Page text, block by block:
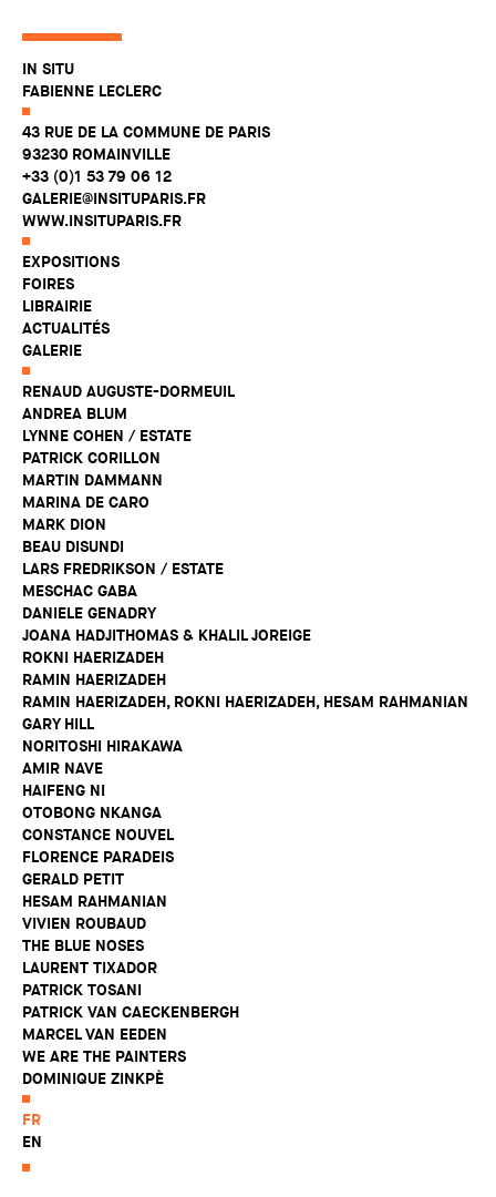
IN SITU
FABIENNE LECLERC
43 RUE DE LA COMMUNE DE PARIS
93230 ROMAINVILLE
+33 (0)1 53 79 06 12
GALERIE@INSITUPARIS.FR
WWW.INSITUPARIS.FR
EXPOSITIONS
FOIRES
LIBRAIRIE
ACTUALITÉS
GALERIE
RENAUD AUGUSTE-DORMEUIL
ANDREA BLUM
LYNNE COHEN / ESTATE
PATRICK CORILLON
MARTIN DAMMANN
MARINA DE CARO
MARK DION
BEAU DISUNDI
LARS FREDRIKSON / ESTATE
MESCHAC GABA
DANIELE GENADRY
JOANA HADJITHOMAS & KHALIL JOREIGE
ROKNI HAERIZADEH
RAMIN HAERIZADEH
RAMIN HAERIZADEH, ROKNI HAERIZADEH, HESAM RAHMANIAN
GARY HILL
NORITOSHI HIRAKAWA
AMIR NAVE
HAIFENG NI
OTOBONG NKANGA
CONSTANCE NOUVEL
FLORENCE PARADEIS
GERALD PETIT
HESAM RAHMANIAN
VIVIEN ROUBAUD
THE BLUE NOSES
LAURENT TIXADOR
PATRICK TOSANI
PATRICK VAN CAECKENBERGH
MARCEL VAN EEDEN
WE ARE THE PAINTERS
DOMINIQUE ZINKPÈ
FR
EN